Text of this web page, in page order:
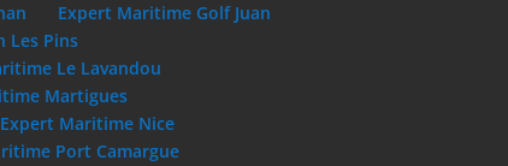
Expert Maritime Golf Juan
Les Pins
Le Lavandou
Martigues
Expert Maritime Nice
Port Camargue